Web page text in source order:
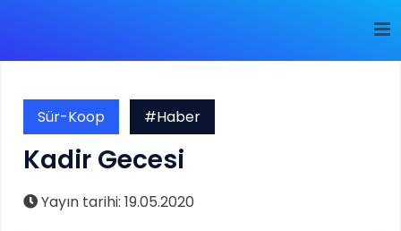
Sür-Koop #Haber
Kadir Gecesi
Yayın tarihi: 19.05.2020